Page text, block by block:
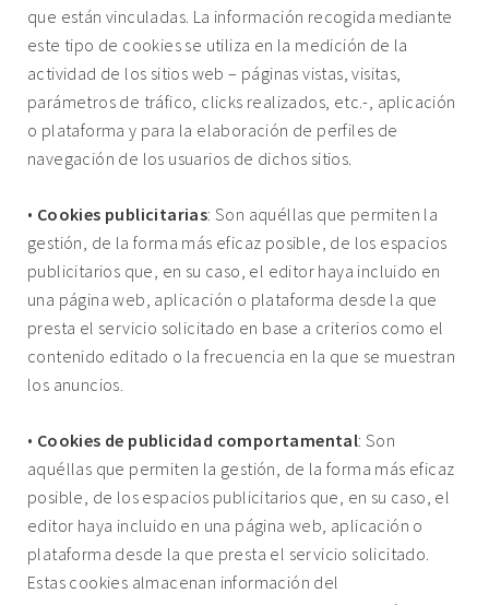
que están vinculadas. La información recogida mediante
este tipo de cookies se utiliza en la medición de la
actividad de los sitios web – páginas vistas, visitas,
parámetros de tráfico, clicks realizados, etc.-, aplicación
o plataforma y para la elaboración de perfiles de
navegación de los usuarios de dichos sitios.
• Cookies publicitarias: Son aquéllas que permiten la
gestión, de la forma más eficaz posible, de los espacios
publicitarios que, en su caso, el editor haya incluido en
una página web, aplicación o plataforma desde la que
presta el servicio solicitado en base a criterios como el
contenido editado o la frecuencia en la que se muestran
los anuncios.
• Cookies de publicidad comportamental: Son
aquéllas que permiten la gestión, de la forma más eficaz
posible, de los espacios publicitarios que, en su caso, el
editor haya incluido en una página web, aplicación o
plataforma desde la que presta el servicio solicitado.
Estas cookies almacenan información del